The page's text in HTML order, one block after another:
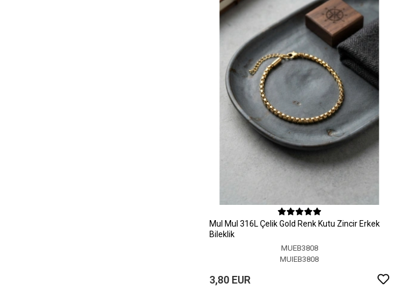
MuI MuI 316L Çelik Gold Renk Kutu Zincir Erkek
Bileklik
MUEB3808
MUIEB3808
3,80 EUR